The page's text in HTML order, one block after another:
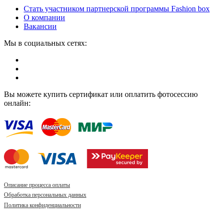
Стать участником партнерской программы Fashion box
О компании
Вакансии
Мы в социальных сетях:
Вы можете купить сертификат или оплатить фотосессию
онлайн:
Описание процесса оплаты
Обработка персональных данных
Политика конфиденциальности